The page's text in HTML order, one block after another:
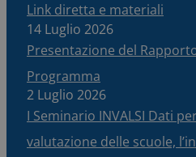
Link diretta e materiali
14 Luglio 2026
Presentazione del
Programma
2 Luglio 2026
I Seminario INVALSI Dati
valutazione delle scuole,